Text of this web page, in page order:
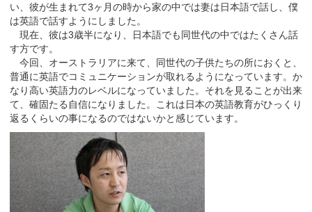
い、彼が生まれて3ヶ月の時から家の中では妻は日本語で話し、僕
は英語で話すようにしました。
現在、彼は3歳半になり、日本語でも同世代の中ではたくさん話
す方です。
今回、オーストラリアに来て、同世代の子供たちの所におくと、
普通に英語でコミュニケーションが取れるようになっています。か
なり高い英語力のレベルになっていました。それを見ることが出来
て、確固たる自信になりました。これは日本の英語教育がひっくり
返るくらいの事になるのではないかと感じています。